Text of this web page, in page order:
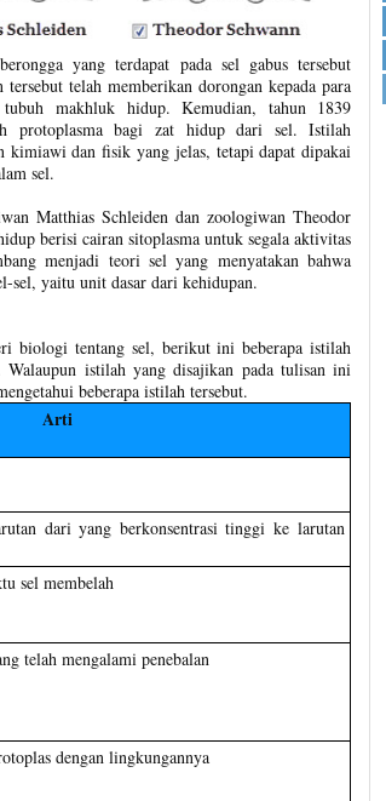
yang terdapat pada sel gabus tersebut
telah memberikan dorongan kepada para
makhluk hidup. Kemudian, tahun 1839
protoplasma bagi zat hidup dari sel. Istilah
kimiawi dan fisik yang jelas, tetapi dapat dipakai
sel.
Matthias Schleiden dan zoologiwan Theodor
berisi cairan sitoplasma untuk segala aktivitas
menjadi teori sel yang menyatakan bahwa
sel, yaitu unit dasar dari kehidupan.
biologi tentang sel, berikut ini beberapa istilah
istilah yang disajikan pada tulisan ini
beberapa istilah tersebut.
Arti
dari yang berkonsentrasi tinggi ke larutan
sel membelah
telah mengalami penebalan
dengan lingkungannya